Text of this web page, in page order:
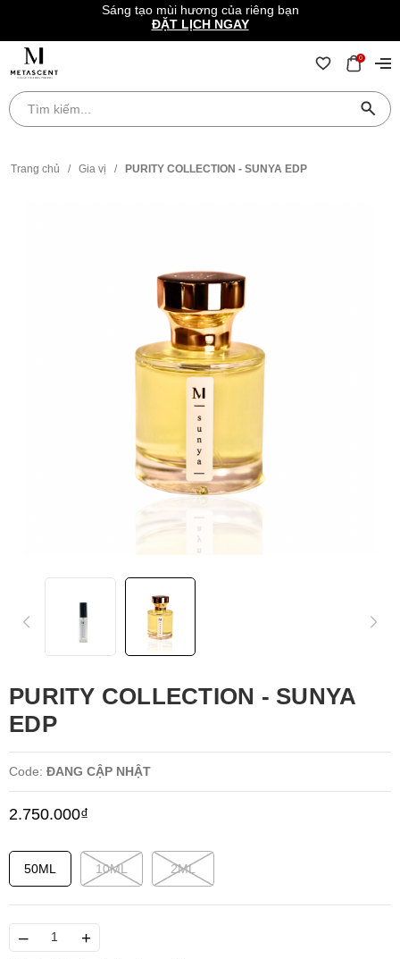
Sáng tạo mùi hương của riêng bạn
ĐẶT LỊCH NGAY
0
Trang chủ / Gia vị / PURITY COLLECTION - SUNYA EDP
PURITY COLLECTION - SUNYA
EDP
Code: ĐANG CẬP NHẬT
2.750.000₫
50ML 10ML 2ML
– +